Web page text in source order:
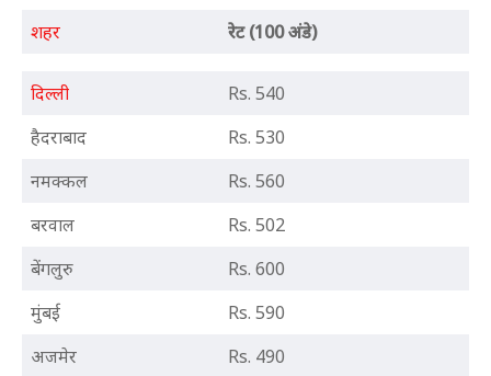
शहर रेट (100 अंडे)
दिल्ली
Rs. 540
हैदराबाद
Rs. 530
नमक्कल
Rs. 560
बरवाल
Rs. 502
बेंगलुरु
Rs. 600
मुंबई
Rs. 590
अजमेर
Rs. 490